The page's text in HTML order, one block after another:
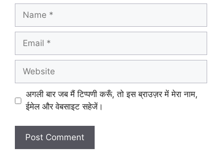
Name
Email
Website
अगली बार जब मैं टिप्पणी करूँ, तो इस ब्राउज़र में मेरा नाम,
ईमेल और वेबसाइट सहेजें।